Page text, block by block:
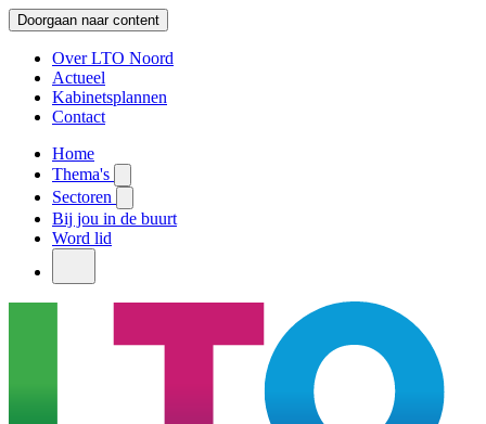
Doorgaan naar content
Over LTO Noord
Actueel
Kabinetsplannen
Contact
Home
Thema's
Sectoren
Bij jou in de buurt
Word lid